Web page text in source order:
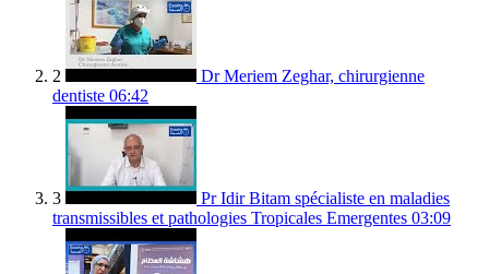
2
Dr Meriem Zeghar, chirurgienne
dentiste 06:42
3
Pr Idir Bitam spécialiste en maladies
transmissibles et pathologies Tropicales Emergentes 03:09